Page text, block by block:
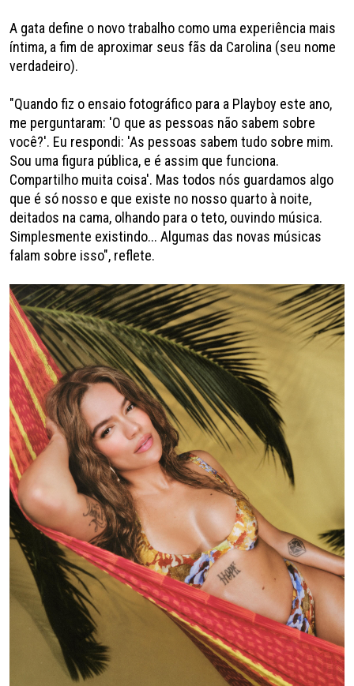
A gata define o novo trabalho como uma experiência mais
íntima, a fim de aproximar seus fãs da Carolina (seu nome
verdadeiro).
"Quando fiz o ensaio fotográfico para a Playboy este ano,
me perguntaram: 'O que as pessoas não sabem sobre
você?'. Eu respondi: 'As pessoas sabem tudo sobre mim.
Sou uma figura pública, e é assim que funciona.
Compartilho muita coisa'. Mas todos nós guardamos algo
que é só nosso e que existe no nosso quarto à noite,
deitados na cama, olhando para o teto, ouvindo música.
Simplesmente existindo... Algumas das novas músicas
falam sobre isso", reflete.